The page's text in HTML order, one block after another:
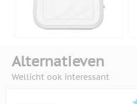
Alternatieven
Wellicht ook interessant